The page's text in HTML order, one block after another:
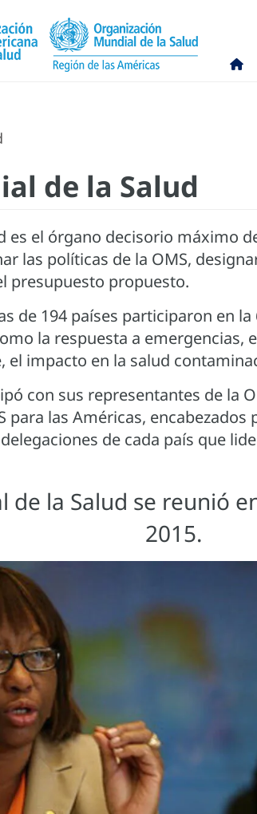
de la Salud
es el órgano decisorio máximo
las políticas de la OMS,
presupuesto propuesto.
de 194 países participaron en la
la respuesta a emergencias,
el impacto en la salud
con sus representantes de la
para las Américas,
de cada país que
de la Salud se reunió
2015.